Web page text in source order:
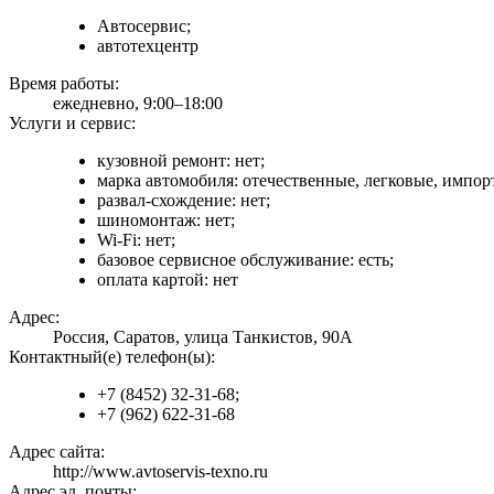
Автосервис;
автотехцентр
Время работы:
ежедневно, 9:00–18:00
Услуги и сервис:
кузовной ремонт: нет;
марка автомобиля: отечественные, легковые,
развал-схождение: нет;
шиномонтаж: нет;
Wi-Fi: нет;
базовое сервисное обслуживание: есть;
оплата картой: нет
Адрес:
Россия, Саратов, улица Танкистов, 90А
Контактный(е) телефон(ы):
+7 (8452) 32-31-68;
+7 (962) 622-31-68
Адрес сайта:
http://www.avtoservis-texno.ru